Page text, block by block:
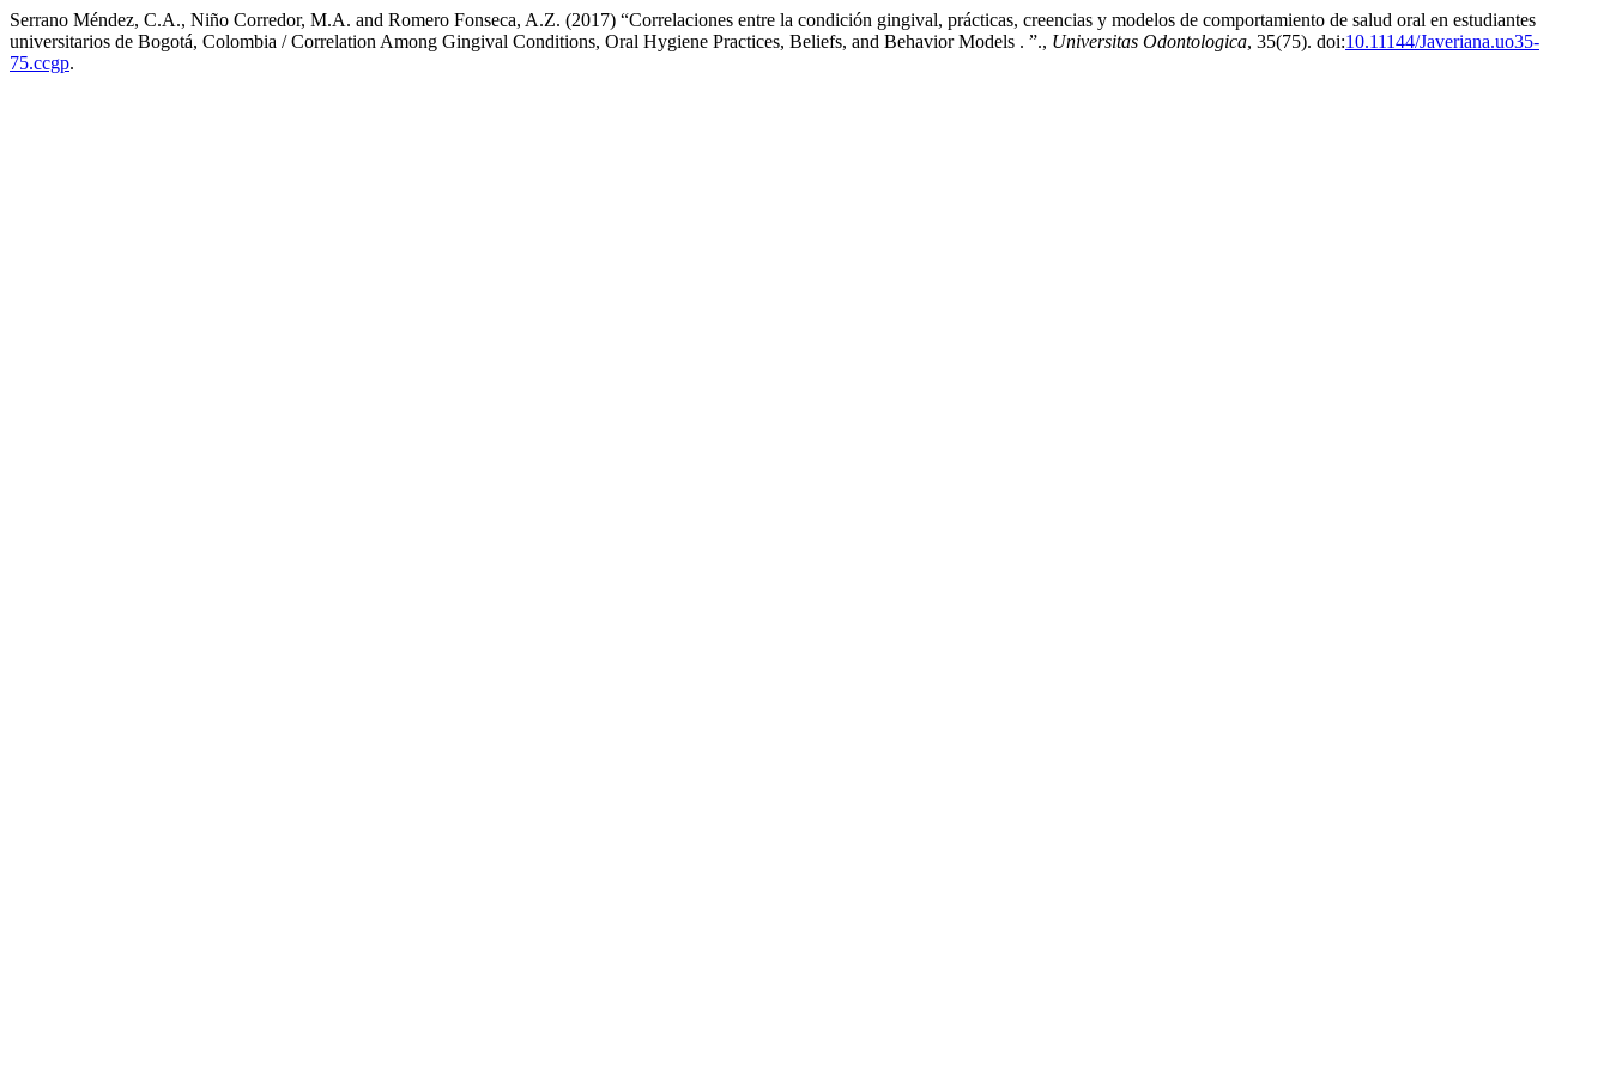
Serrano Méndez, C.A., Niño Corredor, M.A. and Romero Fonseca, A.Z. (2017) “Correlaciones entre la condición gingival, prácticas, creencias y modelos de comportamiento de salud oral en estudiantes
universitarios de Bogotá, Colombia / Correlation Among Gingival Conditions, Oral Hygiene Practices, Beliefs, and Behavior Models . ”., Universitas Odontologica, 35(75). doi:10.11144/Javeriana.uo35-
75.ccgp.